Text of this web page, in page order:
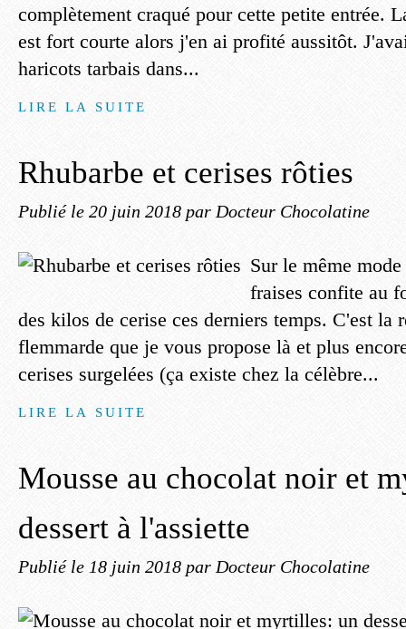
complètement craqué pour cette petite entrée.
est fort courte alors j'en ai profité aussitôt.
haricots tarbais dans...
LIRE LA SUITE
Rhubarbe et cerises rôties
Publié le 20 juin 2018 par Docteur Chocolatine
Sur le même
fraises confite au
des kilos de cerise ces derniers temps. C'est la
flemmarde que je vous propose là et plus
cerises surgelées (ça existe chez la célèbre...
LIRE LA SUITE
Mousse au chocolat noir et
dessert à l'assiette
Publié le 18 juin 2018 par Docteur Chocolatine